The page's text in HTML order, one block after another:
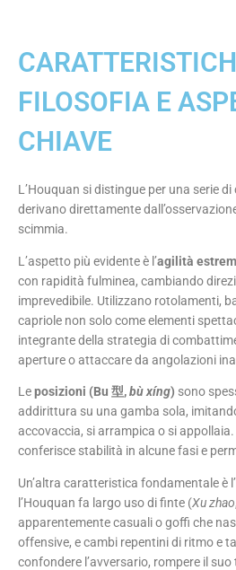
FILOSOFIA E
CHIAVE
L’Houquan si distingue per una serie
derivano direttamente
scimmia.
L’aspetto più evidente è l’agilità
con rapidità fulminea, cambiando
imprevedibile. Utilizzano rotolamenti,
capriole non solo come elementi
integrante della strategia di
aperture o attaccare da angolazioni
Leposizioni (Bu 型,bù xíng) sono
addirittura su una gamba sola,
accovaccia, si arrampica o si
conferisce stabilità in alcune fasi e
Un’altra caratteristica fondamentale è l’
l’Houquan fa largo uso di finte (Xu zhao
apparentemente casuali o goffi che
offensive, e cambi repentini di ritmo e
confondere l’avversario, rompere il